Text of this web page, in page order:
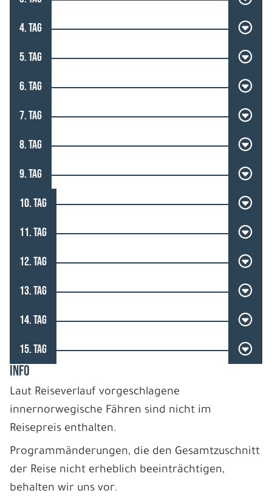
4. TAG
5. TAG
6. TAG
7. TAG
8. TAG
9. TAG
10. TAG
11. TAG
12. TAG
13. TAG
14. TAG
15. TAG
INFO
Laut Reiseverlauf vorgeschlagene
innernorwegische Fähren sind nicht im
Reisepreis enthalten.
Programmänderungen, die den Gesamtzuschnitt
der Reise nicht erheblich beeinträchtigen,
behalten wir uns vor.